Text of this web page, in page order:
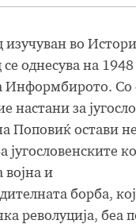
изучуван во
се однесува на
Информбирото. Со
настани за
Поповиќ остави
југословенските
војна и
борба,
револуција, беа